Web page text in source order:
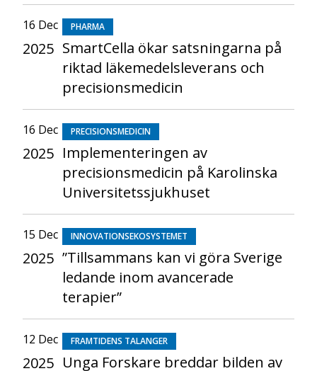
16 Dec
2025
PHARMA
SmartCella ökar satsningarna på
riktad läkemedelsleverans och
precisionsmedicin
16 Dec
2025
PRECISIONSMEDICIN
Implementeringen av
precisionsmedicin på Karolinska
Universitetssjukhuset
15 Dec
2025
INNOVATIONSEKOSYSTEMET
”Tillsammans kan vi göra Sverige
ledande inom avancerade
terapier”
12 Dec
2025
FRAMTIDENS TALANGER
Unga Forskare breddar bilden av